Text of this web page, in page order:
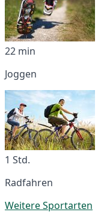
22 min
Joggen
1 Std.
Radfahren
Weitere Sportarten